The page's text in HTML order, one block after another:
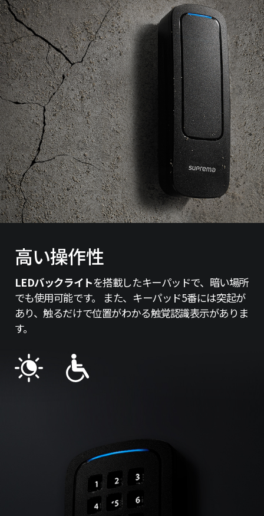
高い操作性
LEDバックライトを搭載したキーパッドで、暗い場所
でも使用可能です。 また、キーパッド5番には突起が
あり、触るだけで位置がわかる触覚認識表示がありま
す。